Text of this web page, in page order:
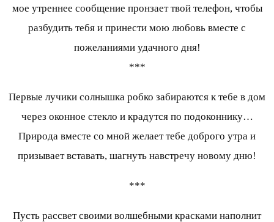
мое утреннее сообщение пронзает твой телефон, чтобы
разбудить тебя и принести мою любовь вместе с
пожеланиями удачного дня!
***
Первые лучики солнышка робко забираются к тебе в дом
через оконное стекло и крадутся по подоконнику…
Природа вместе со мной желает тебе доброго утра и
призывает вставать, шагнуть навстречу новому дню!
***
Пусть рассвет своими волшебными красками наполнит